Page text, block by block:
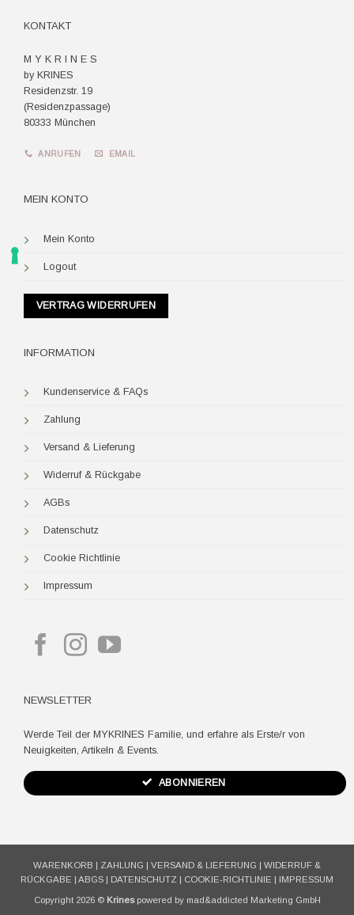
KONTAKT
M Y K R I N E S
by KRINES
Residenzstr. 19
(Residenzpassage)
80333 München
ANRUFEN EMAIL
MEIN KONTO
Mein Konto
Logout
VERTRAG WIDERRUFEN
INFORMATION
Kundenservice & FAQs
Zahlung
Versand & Lieferung
Widerruf & Rückgabe
AGBs
Datenschutz
Cookie Richtlinie
Impressum
NEWSLETTER
Werde Teil der MYKRINES Familie, und erfahre als Erste/r von
Neuigkeiten, Artikeln & Events.
ABONNIEREN
WARENKORB ZAHLUNG VERSAND & LIEFERUNG
WIDERRUF &
RÜCKGABE
ABGS DATENSCHUTZ COOKIE-RICHTLINIE IMPRESSUM
Copyright 2026 © Krinespowered by mad&addicted Marketing GmbH